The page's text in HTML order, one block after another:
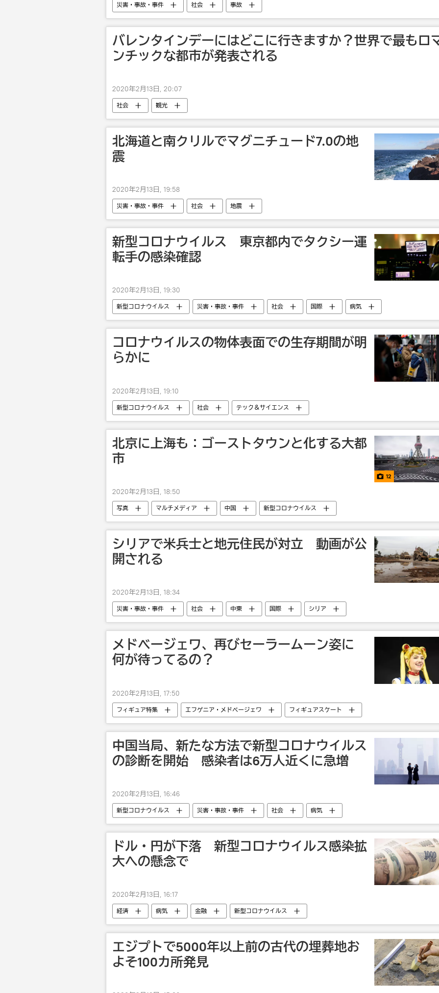
災害・事故・事件 社会 事故
バレンタインデーにはどこに行きますか？世界で最もロ
ンチックな都市が発表される
2020年2月13日, 20:07
社会 観光
北海道と南クリルでマグニチュード7.0の地
震
2020年2月13日, 19:58
災害・事故・事件 社会 地震
新型コロナウイルス 東京都内でタクシー運
転手の感染確認
2020年2月13日, 19:30
新型コロナウイルス 災害・事故・事件 社会 国際 病気
コロナウイルスの物体表面での生存期間が明
らかに
2020年2月13日, 19:10
新型コロナウイルス 社会 テック＆サイエンス
北京に上海も：ゴーストタウンと化する大都
市
12
2020年2月13日, 18:50
写真 マルチメディア 中国 新型コロナウイルス
シリアで米兵士と地元住民が対立 動画が公
開される
2020年2月13日, 18:34
災害・事故・事件 社会 中東 国際 シリア
メドベージェワ、再びセーラームーン姿に
何が待ってるの？
2020年2月13日, 17:50
フィギュア特集 エフゲニア・メドベージェワ フィギュアスケート
中国当局、新たな方法で新型コロナウイルス
の診断を開始 感染者は6万人近くに急増
2020年2月13日, 16:46
新型コロナウイルス 災害・事故・事件 社会 病気
ドル・円が下落 新型コロナウイルス感染拡
大への懸念で
2020年2月13日, 16:17
経済 病気 金融 新型コロナウイルス
エジプトで5000年以上前の古代の埋葬地お
よそ100カ所発見